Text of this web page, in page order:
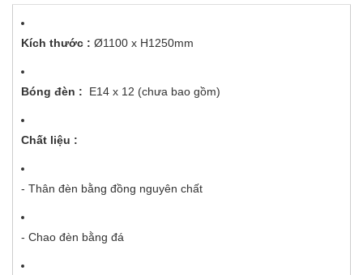
Kích thước : Ø1100 x H1250mm
Bóng đèn : E14 x 12 (chưa bao gồm)
Chất liệu :
- Thân đèn bằng đồng nguyên chất
- Chao đèn bằng đá